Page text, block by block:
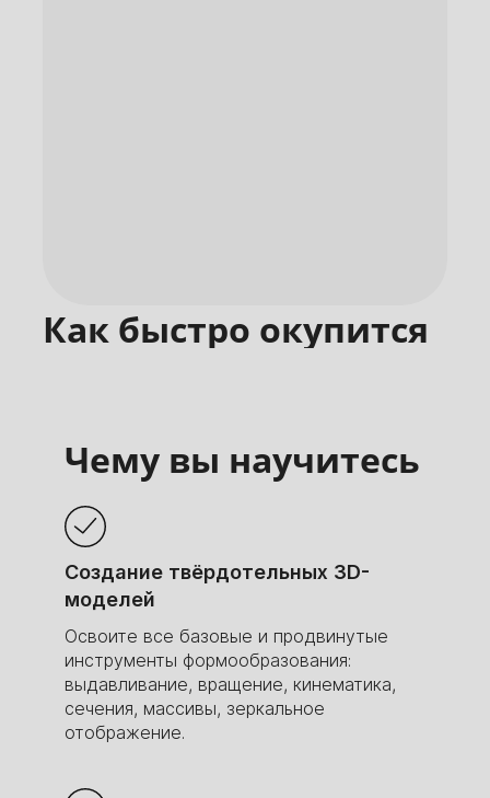
Как быстро окупится
Показываем, как будет расти ваш
заработок со временем вместе с опытом.
65000
2 мес. 6 мес.
Чему вы научитесь
Создание твёрдотельных 3D-
моделей
Освоите все базовые и продвинутые
инструменты формообразования:
выдавливание, вращение, кинематика,
сечения, массивы, зеркальное
отображение.